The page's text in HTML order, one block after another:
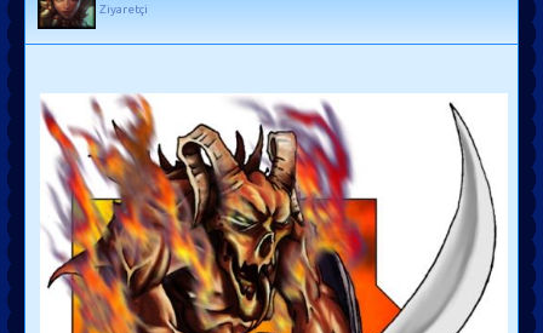
Ziyaretçi